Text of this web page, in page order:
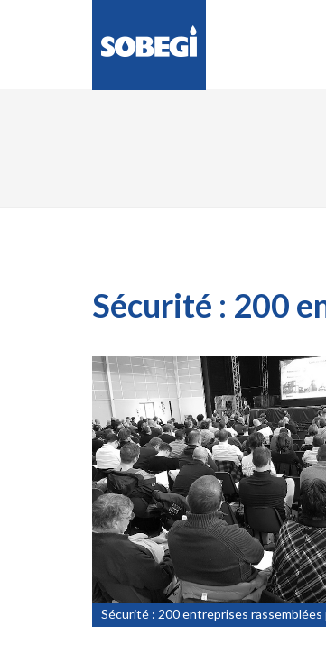
Sécurité : 200
Sécurité : 200 entreprises rassemblées